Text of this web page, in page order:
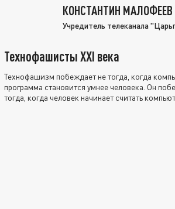
КОНСТАНТИН МАЛОФЕЕВ
Учредитель телеканала
Технофашисты XXI века
Технофашизм побеждает не тогда, когда
программа становится умнее человека. Он
тогда, когда человек начинает считать